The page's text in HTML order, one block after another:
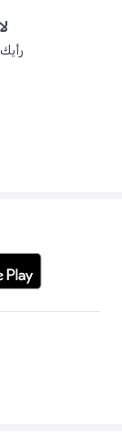
س: لمن يناسب كرسي
ج: إنه هدية مثالية